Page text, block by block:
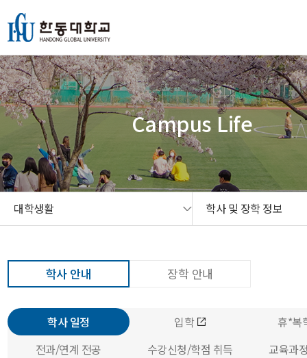
Campus Life
대학생활 학사 및 장학 정보
학사 안내 장학 안내
학사 일정 입학
휴*복
전과/연계 전공
수강신청/학점 취득
교육과